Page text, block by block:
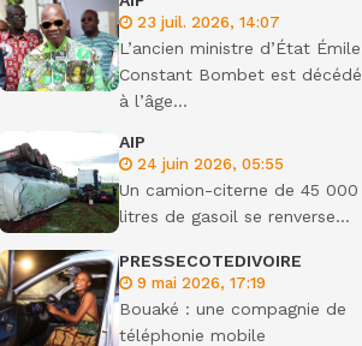
23 juil. 2026, 14:07
L’ancien ministre d’État Émile
Constant Bombet est décédé
à l’âge...
AIP
24 juin 2026, 05:55
Un camion-citerne de 45 000
litres de gasoil se renverse...
PRESSECOTEDIVOIRE
9 mai 2026, 17:19
Bouaké : une compagnie de
téléphonie mobile